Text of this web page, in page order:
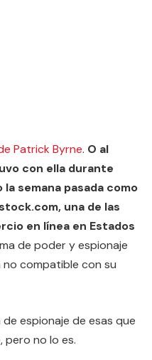
Patrick Byrne. O al
con ella durante
semana pasada como
una de las
en línea en Estados
de poder y espionaje
compatible con su
espionaje de esas que
pero no lo es.